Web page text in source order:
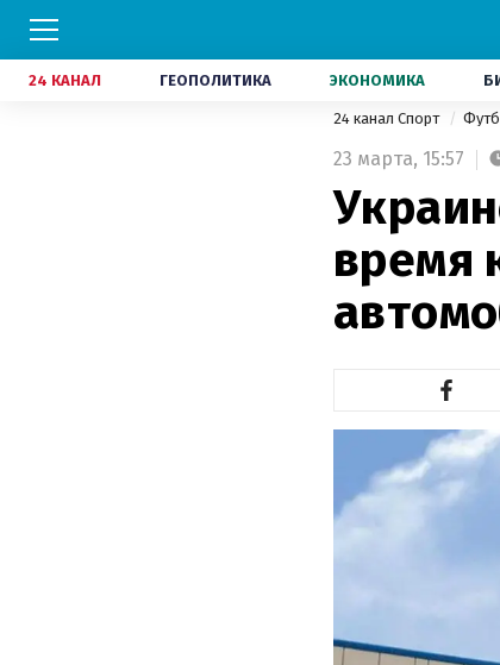
24 КАНАЛ ГЕОПОЛИТИКА ЭКОНОМИКА
24 канал Спорт
23 марта, 15:57
время